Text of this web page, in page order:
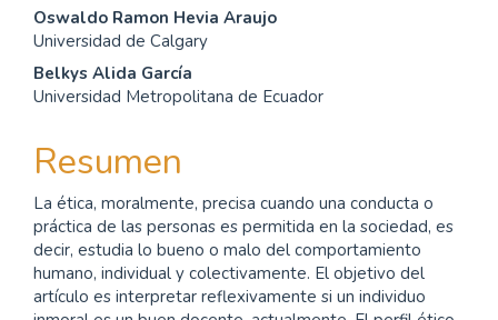
Contenido
principal
del
artículo
Oswaldo Ramon Hevia Araujo
Universidad de Calgary
Belkys Alida García
Universidad Metropolitana de Ecuador
Resumen
La ética, moralmente, precisa cuando una conducta o
práctica de las personas es permitida en la sociedad, es
decir, estudia lo bueno o malo del comportamiento
humano, individual y colectivamente. El objetivo del
artículo es interpretar reflexivamente si un individuo